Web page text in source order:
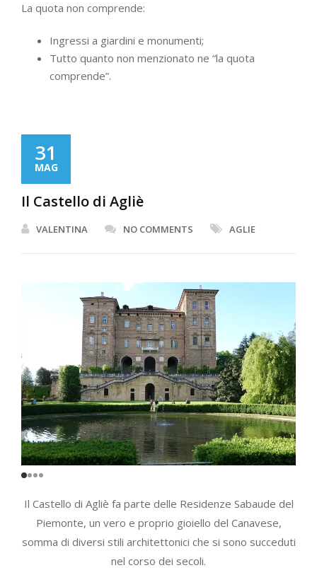
La quota non comprende:
Ingressi a giardini e monumenti;
Tutto quanto non menzionato ne “la quota
comprende”.
31
MAG
Il Castello di Agliè
VALENTINA NO COMMENTS AGLIE
Il Castello di Agliè fa parte delle Residenze Sabaude del
Piemonte, un vero e proprio gioiello del Canavese,
somma di diversi stili architettonici che si sono succeduti
nel corso dei secoli.